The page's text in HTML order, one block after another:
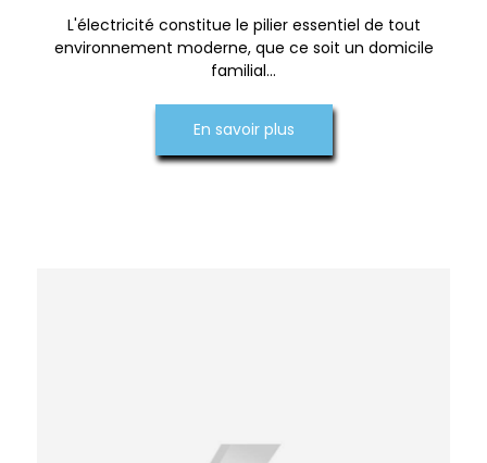
L'électricité constitue le pilier essentiel de tout
environnement moderne, que ce soit un domicile
familial...
En savoir plus